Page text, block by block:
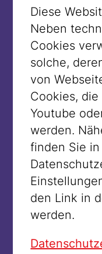
ihren Kopf
dies meist mit
einem
von einem
Begründung
strengen
bei
jede
anderen
Kimchit aus
strenge
über sich:
gesehen.“ Sie
Diese
Neben
Cookies
solche,
von
Cookies,
Youtube
werden.
finden Sie
den Link in
werden.